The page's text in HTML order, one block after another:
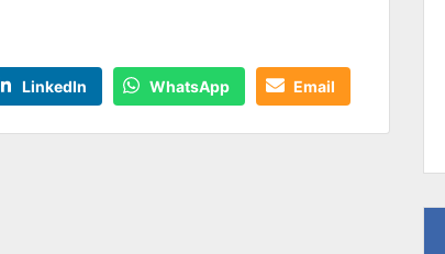
LinkedIn WhatsApp Email